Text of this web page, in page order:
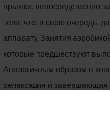
прыжки, непосредственно
тела, что, в свою очередь,
аппарату. Занятия
которые предшествуют
Аналогичным образом в
релаксация и завершающая
подходит для